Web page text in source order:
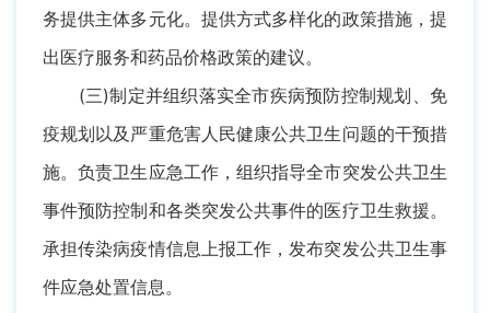
务提供主体多元化。提供方式多样化的政策措施，提
出医疗服务和药品价格政策的建议。
(三)制定并组织落实全市疾病预防控制规划、免
疫规划以及严重危害人民健康公共卫生问题的干预措
施。负责卫生应急工作，组织指导全市突发公共卫生
事件预防控制和各类突发公共事件的医疗卫生救援。
承担传染病疫情信息上报工作，发布突发公共卫生事
件应急处置信息。